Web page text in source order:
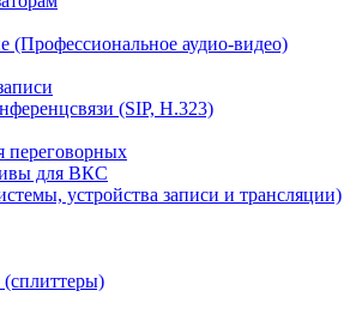
(Профессиональное аудио-видео)
(SIP, H.323)
для ВКС
устройства записи и трансляции)
(сплиттеры)